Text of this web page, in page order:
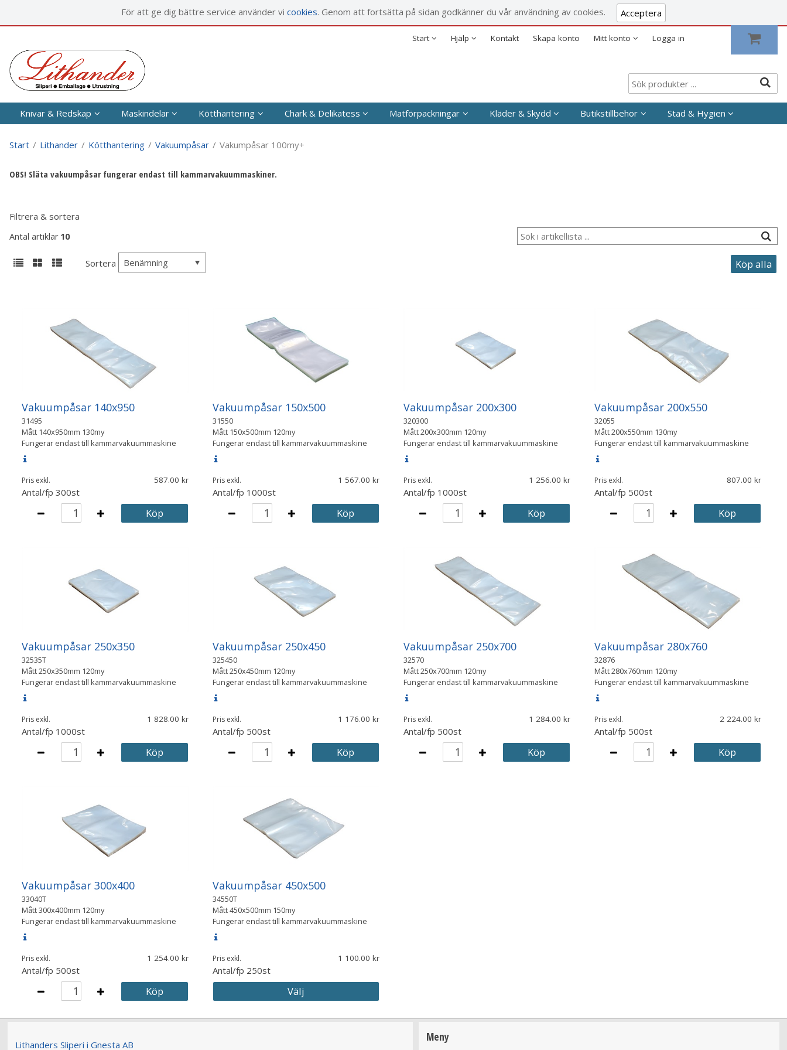
För att ge dig bättre service använder vi cookies. Genom att fortsätta på sidan godkänner du vår användning av cookies. Acceptera
Start
Företag
Privat
Hjälp
Försäljningsvillkor
Säkerhet & Cookies
Kontakt Skapa konto Mitt konto Logga in
Knivar & Redskap Maskindelar Kötthantering Chark & Delikatess Matförpackningar Kläder & Skydd Butikstillbehör Städ & Hygien
Start / Lithander / Kötthantering / Vakuumpåsar / Vakumpåsar 100my+
OBS! Släta vakuumpåsar fungerar endast till kammarvakuummaskiner.
Filtrera & sortera
Antal artiklar 10
Sortera Benämning
Vakuumpåsar 140x950
31495
Mått 140x950mm 130my
Fungerar endast till kammarvakuummaskine
Pris exkl. 587.00
Antal/fp 300st
Köp
Vakuumpåsar 150x500
31550
Mått 150x500mm 120my
Fungerar endast till kammarvakuummaskine
Pris exkl. 1 567.00
Antal/fp 1000st
Köp
Vakuumpåsar 200x300
320300
Mått200x300mm 120my
Fungerar endast till kammarvakuummaskine
Pris exkl. 1 256.00
Antal/fp 1000st
Köp
Vakuumpåsar 200x550
32055
Mått200x550mm 130my
Fungerar endast till kammarvakuummaskine
Pris exkl. 807.00
Antal/fp 500st
Köp
Vakuumpåsar 250x350
32535T
Mått250x350mm 120my
Fungerar endast till kammarvakuummaskine
Pris exkl. 1 828.00
Antal/fp 1000st
Köp
Vakuumpåsar 250x450
325450
Mått250x450mm 120my
Fungerar endast till kammarvakuummaskine
Pris exkl. 1 176.00
Antal/fp 500st
Köp
Vakuumpåsar 250x700
32570
Mått250x700mm 120my
Fungerar endast till kammarvakuummaskine
Pris exkl. 1 284.00
Antal/fp 500st
Köp
Vakuumpåsar 280x760
32876
Mått280x760mm 120my
Fungerar endast till kammarvakuummaskine
Pris exkl. 2 224.00
Antal/fp 500st
Köp
Vakuumpåsar 300x400
33040T
Mått300x400mm 120my
Fungerar endast till kammarvakuummaskine
Pris exkl. 1 254.00
Antal/fp 500st
Köp
Vakuumpåsar 450x500
34550T
Mått450x500mm 150my
Fungerar endast till kammarvakuummaskine
Pris exkl. 1 100.00
Antal/fp 250st
Välj
Lithanders Sliperi i Gnesta AB
Meny